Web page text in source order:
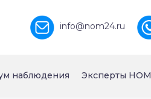
info@nom24.ru
наблюдения Эксперты НОМ